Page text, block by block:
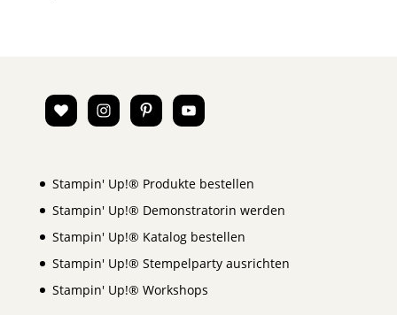
Stampin' Up!® Produkte bestellen
Stampin' Up!® Demonstratorin werden
Stampin' Up!® Katalog bestellen
Stampin' Up!® Stempelparty ausrichten
Stampin' Up!® Workshops